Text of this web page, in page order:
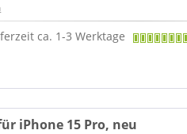
ca. 1-3 Werktage
iPhone 15 Pro, neu